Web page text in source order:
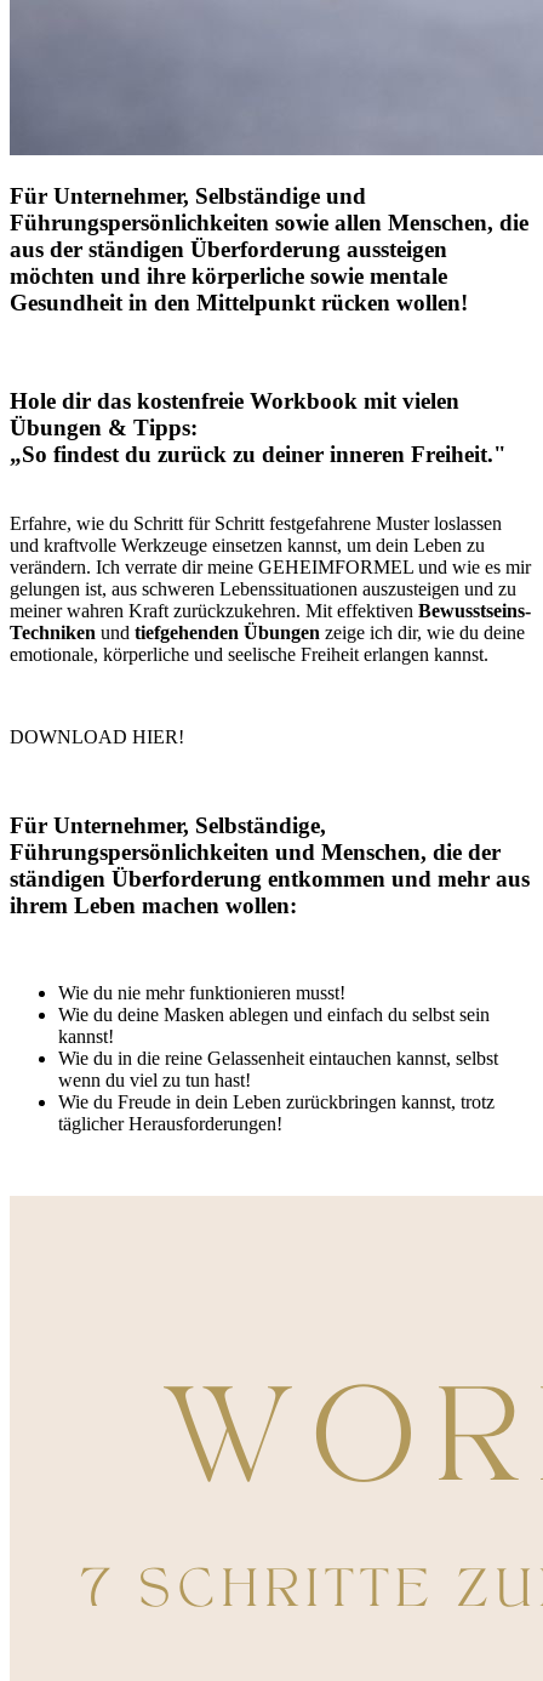
Für Unternehmer, Selbständige und
Führungspersönlichkeiten sowie allen Menschen, die
aus der ständigen Überforderung aussteigen
möchten und ihre körperliche sowie mentale
Gesundheit in den Mittelpunkt rücken wollen!
Hole dir das kostenfreie Workbook mit vielen
Übungen & Tipps:
„So findest du zurück zu deiner inneren Freiheit."
Erfahre, wie du Schritt für Schritt festgefahrene Muster loslassen
und kraftvolle Werkzeuge einsetzen kannst, um dein Leben zu
verändern. Ich verrate dir meine GEHEIMFORMEL und wie es mir
gelungen ist, aus schweren Lebenssituationen auszusteigen und zu
meiner wahren Kraft zurückzukehren. Mit effektiven Bewusstseins-
Techniken und tiefgehenden Übungen zeige ich dir, wie du deine
emotionale, körperliche und seelische Freiheit erlangen kannst.
DOWNLOAD HIER!
Für Unternehmer, Selbständige,
Führungspersönlichkeiten und Menschen, die der
ständigen Überforderung entkommen und mehr aus
ihrem Leben machen wollen:
Wie du nie mehr funktionieren musst!
Wie du deine Masken ablegen und einfach du selbst sein
kannst!
Wie du in die reine Gelassenheit eintauchen kannst, selbst
wenn du viel zu tun hast!
Wie du Freude in dein Leben zurückbringen kannst, trotz
täglicher Herausforderungen!